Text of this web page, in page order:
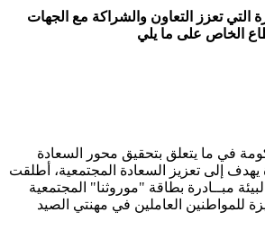
التي تعزز التعاون والشراكة مع الجهات
الخاص على ما يلي
في ما يتعلق بتحقيق محور السعادة
يهدف إلى تعزيز السعادة المجتمعية، أطلقت
مبــادرة بطاقة "موروثنا" المجتمعية
للمواطنين العاملين في مهنتي الصيد